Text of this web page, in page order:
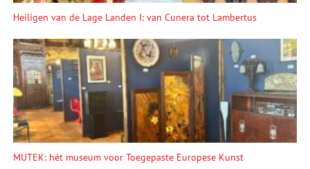
Heiligen van de Lage Landen I: van Cunera tot Lambertus
MUTEK: hét museum voor Toegepaste Europese Kunst